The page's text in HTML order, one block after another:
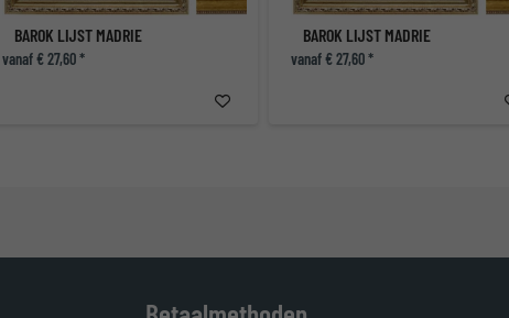
BAROK LIJST MADRIE
vanaf € 27,60 *
BAROK LIJST MADRIE
vanaf € 27,60 *